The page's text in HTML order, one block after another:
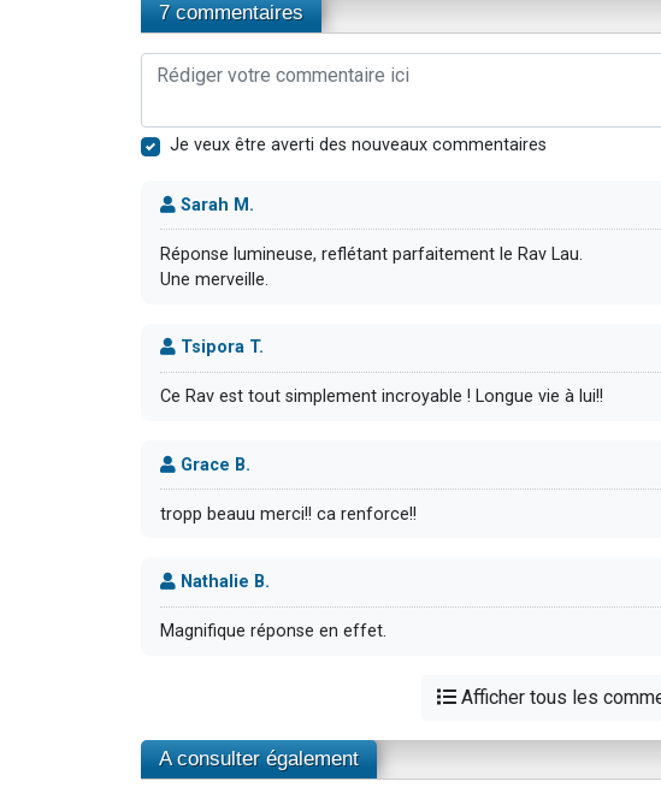
7 commentaires
Je veux être averti des nouveaux commentaires
Sarah M.
Réponse lumineuse, reflétant parfaitement le Rav Lau.
Une merveille.
Tsipora T.
Ce Rav est tout simplement incroyable ! Longue vie à lui!!
Grace B.
tropp beauu merci!! ca renforce!!
Nathalie B.
Magnifique réponse en effet.
Afficher tous les
A consulter également